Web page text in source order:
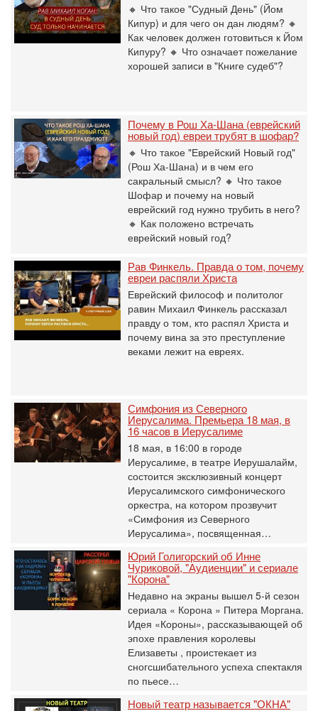
🔸 Что такое "Судный День" (Йом
Кипур) и для чего он дан людям? 🔸
Как человек должен готовиться к Йом
Кипуру? 🔸 Что означает пожелание
хорошей записи в "Книге судеб"?
Почему в Рош Ха-Шана (еврейский
новый год) евреи трубят в шофар?
🔸 Что такое "Еврейский Новый год"
(Рош Ха-Шана) и в чем его
сакральный смысл? 🔸 Что такое
Шофар и почему на новый
еврейский год нужно трубить в него?
🔸 Как положено встречать
еврейский новый год?
Рав Финкель. Правда о том, почему
евреи распяли Христа
Еврейский философ и политолог
равин Михаил Финкель рассказал
правду о том, кто распял Христа и
почему вина за это преступление
веками лежит на евреях.
Симфония из Северного
Иерусалима. Премьера 18 мая, в
16 часов в Иерусалиме
18 мая, в 16:00 в городе
Иерусалиме, в театре Иерушалайм,
состоится эксклюзивный концерт
Иерусалимского симфонического
оркестра, на котором прозвучит
«Симфония из Северного
Иерусалима», посвященная…
Юрий Голигорский об Инне
Чуриковой, "Аудиенции" и сериале
"Корона"
Недавно на экраны вышел 5-й сезон
сериала « Корона » Питера Моргана.
Идея «Короны», рассказывающей об
эпохе правления королевы
Елизаветы , проистекает из
сногсшибательного успеха спектакля
по пьесе…
Новый театр называется "ОКНА"